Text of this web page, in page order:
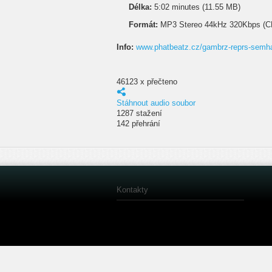
Délka: 5:02 minutes (11.55 MB)
Formát: MP3 Stereo 44kHz 320Kbps
Info: www.phatbeatz.cz/gambrz-reprs-
46123 x přečteno
Stáhnout audio soubor
1287 stažení
142 přehrání
Kontakty